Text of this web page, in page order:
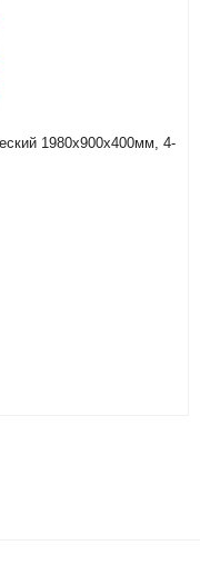
1980х900х400мм, 4-